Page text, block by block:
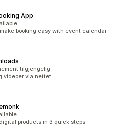
App
booking easy with event calendar
tilgjengelig
videoer via nettet.
products in 3 quick steps